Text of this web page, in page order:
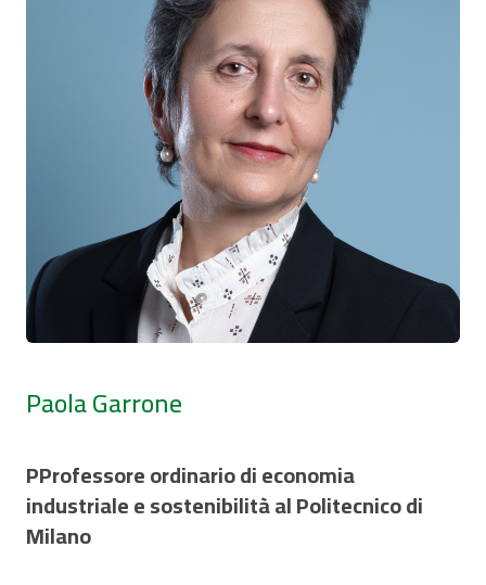
Paola Garrone
PProfessore ordinario di economia
industriale e sostenibilità al Politecnico di
Milano